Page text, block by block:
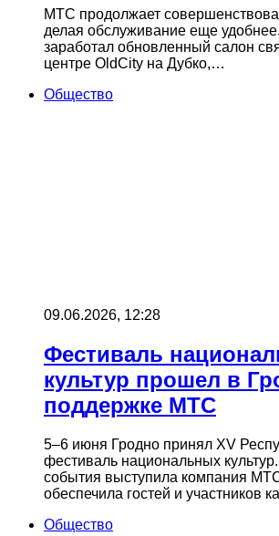
МТС продолжает
делая обслуживание еще
заработал обновленный салон
центре OldCity на Дубко,…
Общество
09.06.2026, 12:28
Фестиваль
культур прошел в
поддержке МТС
5–6 июня Гродно принял XV
фестиваль национальных
события выступила компания
обеспечила гостей и участников
Общество